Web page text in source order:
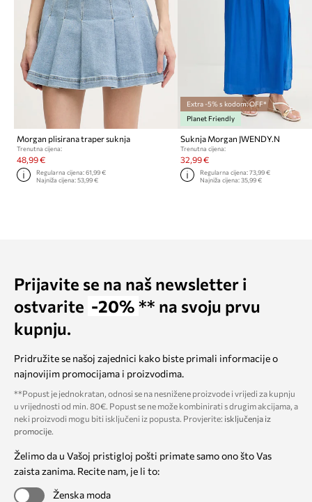
Morgan plisirana traper suknja
Trenutna cijena:
48,99 €
Regularna cijena:61,99 €
Najniža cijena:53,99 €
Extra -5% s kodom: OFF*
Planet Friendly
Suknja Morgan JWENDY.N
Trenutna cijena:
32,99 €
Regularna cijena: 73,99 €
Najniža cijena: 35,99 €
Prijavite se na naš newsletter i
ostvarite -20% ** na svoju prvu
kupnju.
Pridružite se našoj zajednici kako biste primali informacije o
najnovijim promocijama i proizvodima.
**Popust je jednokratan, odnosi se na nesnižene proizvode i vrijedi za kupnju
u vrijednosti od min. 80€. Popust se ne može kombinirati s drugim akcijama, a
neki proizvodi mogu biti isključeni iz popusta. Provjerite: isključenja iz
promocije.
Želimo da u Vašoj pristigloj pošti primate samo ono što Vas
zaista zanima. Recite nam, je li to:
Ženska moda